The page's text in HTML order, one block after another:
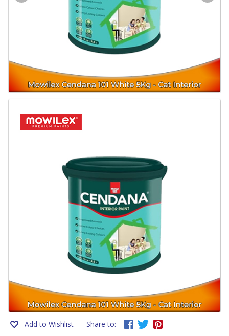
Add to Wishlist Share to:
Electrical & Lamp
Kitchen
Hobbies